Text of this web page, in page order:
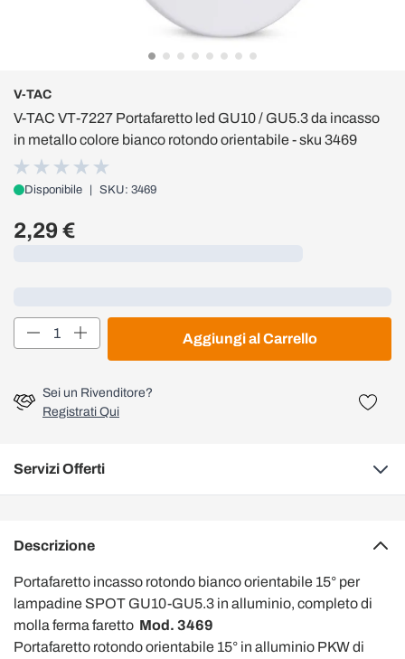
V-TAC
V-TAC VT-7227 Portafaretto led GU10 / GU5.3 da incasso
in metallo colore bianco rotondo orientabile - sku 3469
Disponibile SKU: 3469
2,29 €
Quantità
Aggiungi al Carrello
Sei un Rivenditore?
Registrati Qui
Servizi Offerti
Descrizione
Portafaretto incasso rotondo bianco orientabile 15° per
lampadine SPOT GU10-GU5.3 in alluminio, completo di
molla ferma faretto Mod. 3469
Portafaretto rotondo orientabile 15° in alluminio PKW di